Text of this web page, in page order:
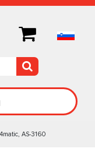
AS-3160